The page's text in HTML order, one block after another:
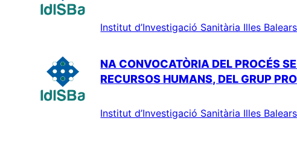
Institut d’Investigació Sanitària Illes Balears
NA CONVOCATÒRIA DEL PROCÉS
RECURSOS HUMANS, DEL GRUP
Institut d’Investigació Sanitària Illes Balears